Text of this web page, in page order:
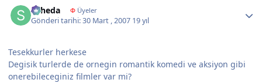
suheda ΦÜyeler
Gönderi tarihi:30 Mart , 2007 19 yıl
Tesekkurler herkese
Degisik turlerde de ornegin romantik komedi ve aksiyon gibi
onerebileceginiz filmler var mi?